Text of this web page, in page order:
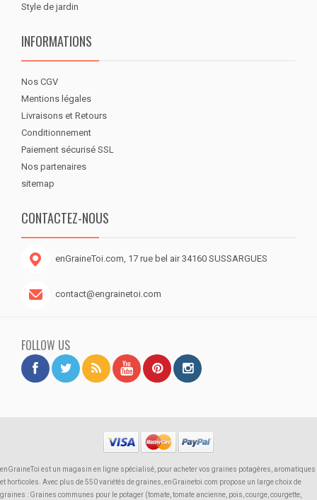
Style de jardin
INFORMATIONS
Nos CGV
Mentions légales
Livraisons et Retours
Conditionnement
Paiement sécurisé SSL
Nos partenaires
sitemap
CONTACTEZ-NOUS
enGraineToi.com, 17 rue bel air 34160 SUSSARGUES
contact@engrainetoi.com
FOLLOW US
enGraineToi est un magasin en ligne spécialisé, pour acheter vos graines potagères, aromatiques
et horticoles. Avec plus de 550 variétés de graines, enGrainetoi.com propose un large choix de
graines : Graines communes pour le potager (tomate, tomate ancienne, pois, courge, courgette,